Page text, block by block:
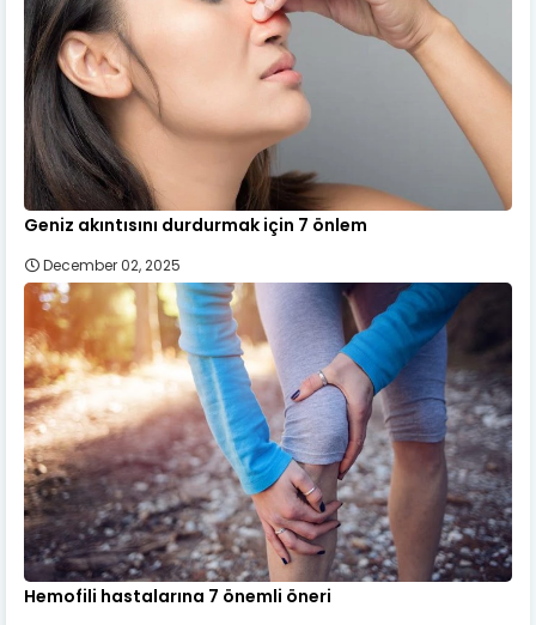
Geniz akıntısını durdurmak için 7 önlem
December 02, 2025
Hemofili hastalarına 7 önemli öneri